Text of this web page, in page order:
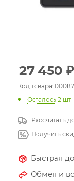
27 450 ₽
Код товара: 00087
Осталось 2 шт
Рассчитать
Получить
Быстрая
Обмен и